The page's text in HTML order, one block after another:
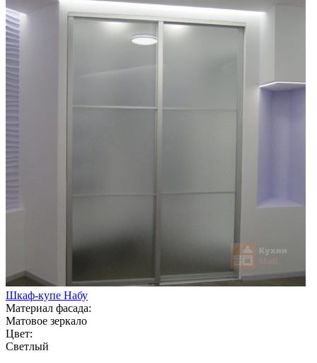
Шкаф-купе Набу
Материал фасада:
Матовое зеркало
Цвет:
Светлый